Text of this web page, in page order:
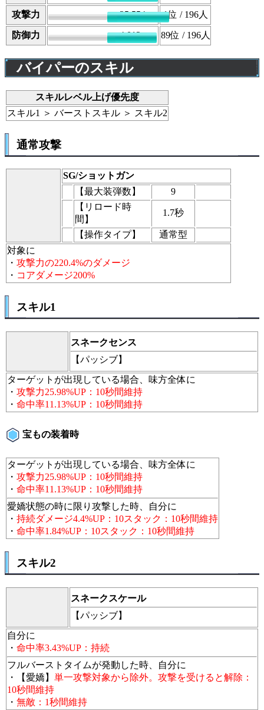
攻撃力 25,554 1位 / 196人
防御力 4,012 89位 / 196人
バイパーのスキル
スキルレベル上げ優先度
スキル1 ＞ バーストスキル ＞ スキル2
通常攻撃
SG/ショットガン
【最大装弾数】
9
【リロード時
間】
1.7秒
【操作タイプ】
通常型
対象に
・ 攻撃力の220.4%のダメージ
・ コアダメージ200%
スキル1
スネークセンス
【パッシブ】
ターゲットが出現している場合、味方全体に
・ 攻撃力25.98%UP：10秒間維持
・ 命中率11.13%UP：10秒間維持
宝もの装着時
ターゲットが出現している場合、味方全体に
・ 攻撃力25.98%UP：10秒間維持
・ 命中率11.13%UP：10秒間維持
愛嬌状態の時に限り攻撃した時、自分に
・ 持続ダメージ4.4%UP：10スタック：10秒間維持
・ 命中率1.84%UP：10スタック：10秒間維持
スキル2
スネークスケール
【パッシブ】
自分に
・ 命中率3.43%UP：持続
フルバーストタイムが発動した時、自分に
・【愛嬌】 単一攻撃対象から除外。攻撃を受けると解除：
10秒間維持
・ 無敵：1秒間維持